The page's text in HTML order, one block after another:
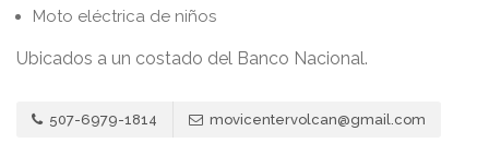
Moto eléctrica de niños
Ubicados a un costado del Banco Nacional.
507-6979-1814 movicentervolcan@gmail.com